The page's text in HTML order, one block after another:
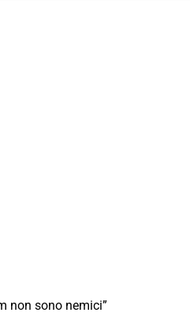
non sono nemici”